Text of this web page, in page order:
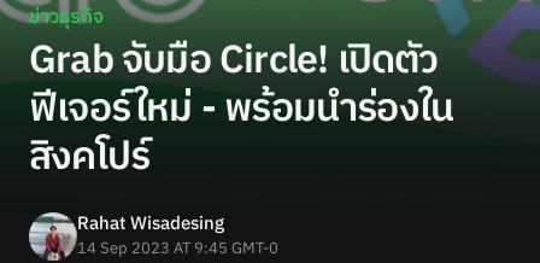
ข่าวธุรกิจ
Grab จับมือ Circle! เปิดตัว
ฟีเจอร์ใหม่ - พร้อมนำร่องใน
สิงคโปร์
Rahat Wisadesing
14 Sep 2023 AT 9:45 GMT-0